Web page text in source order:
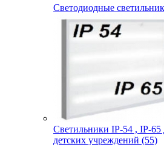
Светодиодные
Светильники IP-54 , IP-
детских учреждений (55)